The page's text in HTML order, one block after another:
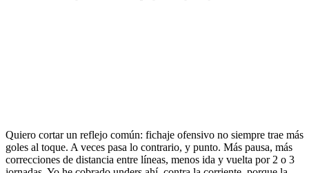
Quiero cortar un reflejo común: fichaje ofensivo no siempre trae más
goles al toque. A veces pasa lo contrario, y punto. Más pausa, más
correcciones de distancia entre líneas, menos ida y vuelta por 2 o 3